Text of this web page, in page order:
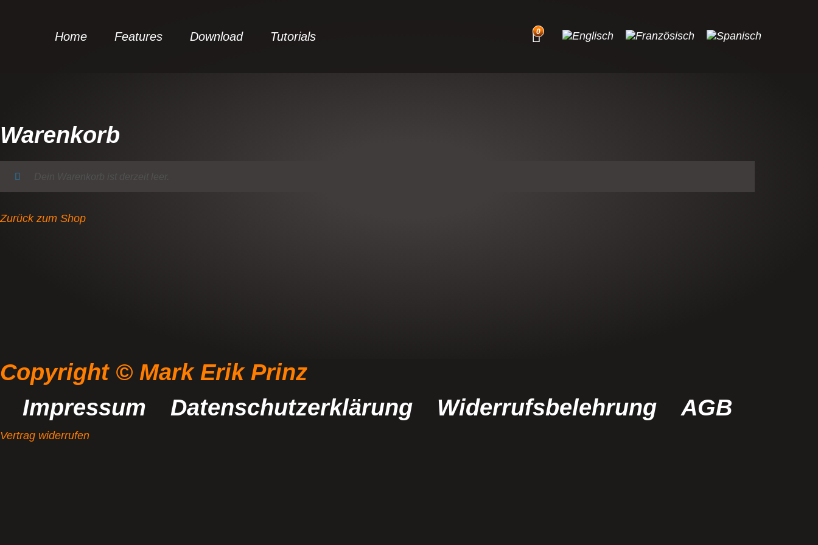
Home Features Download Tutorials 0
Warenkorb
Zurück zum Shop
Copyright © Mark Erik Prinz
Impressum
Datenschutzerklärung Widerrufsbelehrung AGB
Vertrag widerrufen